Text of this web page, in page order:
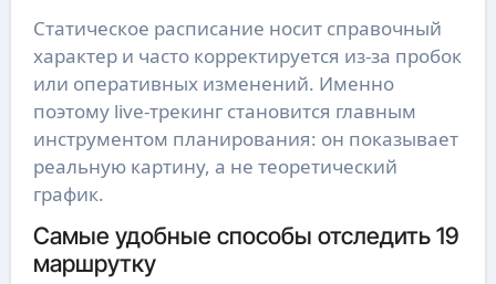
Статическое расписание носит справочный
характер и часто корректируется из-за пробок
или оперативных изменений. Именно
поэтому live-трекинг становится главным
инструментом планирования: он показывает
реальную картину, а не теоретический
график.
Самые удобные способы отследить 19
маршрутку